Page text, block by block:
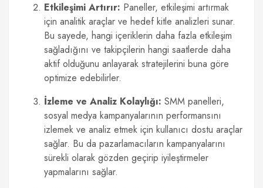
Etkileşimi Artırır: Paneller, etkileşimi artırmak
için analitik araçlar ve hedef kitle analizleri sunar.
Bu sayede, hangi içeriklerin daha fazla etkileşim
sağladığını ve takipçilerin hangi saatlerde daha
aktif olduğunu anlayarak stratejilerini buna göre
optimize edebilirler.
İzleme ve Analiz Kolaylığı: SMM panelleri,
sosyal medya kampanyalarının performansını
izlemek ve analiz etmek için kullanıcı dostu araçlar
sağlar. Bu da pazarlamacıların kampanyalarını
sürekli olarak gözden geçirip iyileştirmeler
yapmalarını sağlar.